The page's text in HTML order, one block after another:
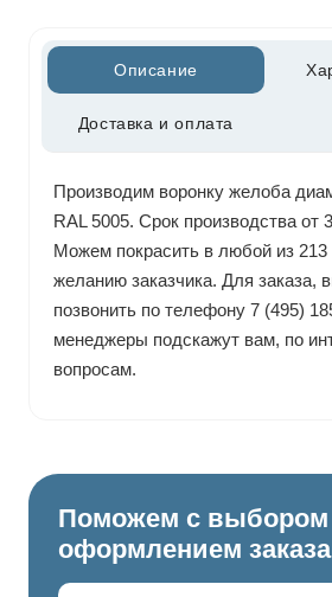
Описание
Доставка и оплата
Производим воронку желоба
RAL 5005. Срок производства от
Можем покрасить в любой из 213
желанию заказчика. Для заказа,
позвонить по телефону 7 (495)
менеджеры подскажут вам, по
вопросам.
Поможем с выбором
оформлением заказа